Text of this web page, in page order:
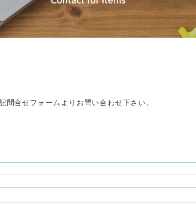
合せフォームよりお問い合わせ下さい。